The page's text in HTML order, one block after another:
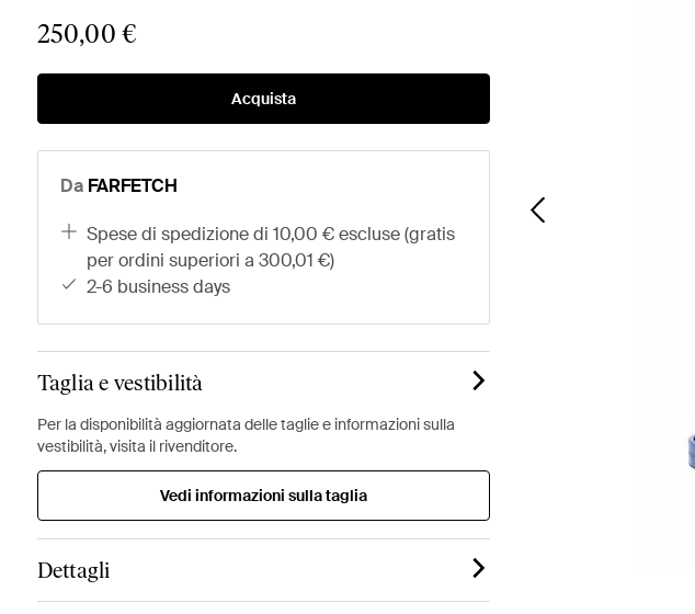
250,00 €
Acquista
Da FARFETCH
spese di spedizione di 10,00 € escluse (gratis
per ordini superiori a 300,01 €)
2-6 business days
Taglia e vestibilità
Per la disponibilità aggiornata delle taglie e informazioni sulla
vestibilità, visita il rivenditore.
Vedi informazioni sulla taglia
Dettagli